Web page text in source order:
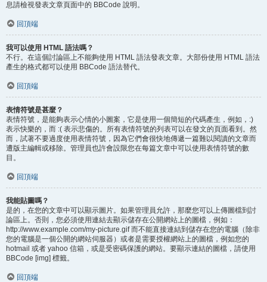
息請檢視發表文章頁面中的 BBCode 說明。
回頂端
我可以使用 HTML 語法嗎？
不行。在這個討論區上不能夠使用 HTML 語法發表文章。大部份使用 HTML 語法
產生的格式都可以使用 BBCode 語法替代。
回頂端
表情符號是甚麼？
表情符號，是能夠表示心情的小圖案，它是使用一個簡短的代碼產生，例如，:)
表示快樂的，而 :( 表示悲傷的。所有表情符號的列表可以在發文的頁面看到。然
而，試著不要過度使用表情符號，因為它們會很快地傳遞一篇難以閱讀的文章而
遭版主編輯或移除。管理員也許會設限您在每篇文章中可以使用表情符號的數
目。
回頂端
我能貼圖嗎？
是的，在您的文章中可以顯示圖片。如果管理員允許，那麼您可以上傳圖檔到討
論區上。否則，您必須使用連結去顯示儲存在公開網站上的圖檔，例如：
http://www.example.com/my-picture.gif 而不能直接連結到儲存在您的電腦（除非
您的電腦是一個公開的網站伺服器）或者是需要授權網站上的圖檔，例如您的
hotmail 或者 yahoo 信箱，或是受密碼保護的網站。要顯示連結的圖檔，請使用
BBCode [img] 標籤。
回頂端